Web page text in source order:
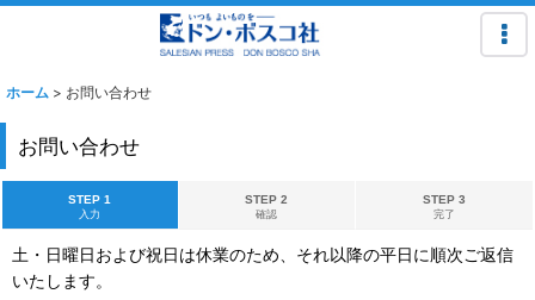
ホーム > お問い合わせ
お問い合わせ
STEP 1
入力
STEP 2
確認
STEP 3
完了
土・日曜日および祝日は休業のため、それ以降の平日に順次ご返信
いたします。